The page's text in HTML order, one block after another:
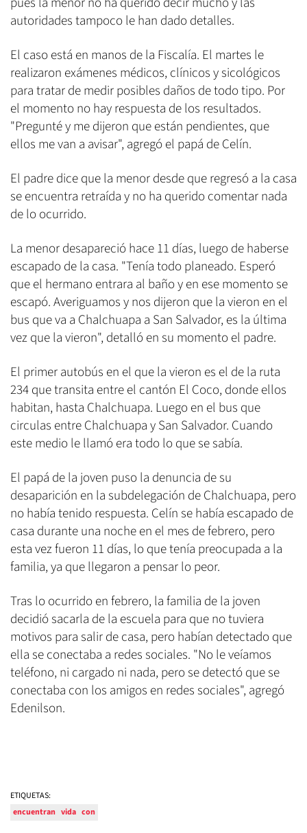
autoridades tampoco le han dado detalles.
El caso está en manos de la Fiscalía. El martes le
realizaron exámenes médicos, clínicos y sicológicos
para tratar de medir posibles daños de todo tipo. Por
el momento no hay respuesta de los resultados.
"Pregunté y me dijeron que están pendientes, que
ellos me van a avisar", agregó el papá de Celín.
El padre dice que la menor desde que regresó a la casa
se encuentra retraída y no ha querido comentar nada
de lo ocurrido.
La menor desapareció hace 11 días, luego de haberse
escapado de la casa. "Tenía todo planeado. Esperó
que el hermano entrara al baño y en ese momento se
escapó. Averiguamos y nos dijeron que la vieron en el
bus que va a Chalchuapa a San Salvador, es la última
vez que la vieron", detalló en su momento el padre.
El primer autobús en el que la vieron es el de la ruta
234 que transita entre el cantón El Coco, donde ellos
habitan, hasta Chalchuapa. Luego en el bus que
circulas entre Chalchuapa y San Salvador. Cuando
este medio le llamó era todo lo que se sabía.
El papá de la joven puso la denuncia de su
desaparición en la subdelegación de Chalchuapa, pero
no había tenido respuesta. Celín se había escapado de
casa durante una noche en el mes de febrero, pero
esta vez fueron 11 días, lo que tenía preocupada a la
familia, ya que llegaron a pensar lo peor.
Tras lo ocurrido en febrero, la familia de la joven
decidió sacarla de la escuela para que no tuviera
motivos para salir de casa, pero habían detectado que
ella se conectaba a redes sociales. "No le veíamos
teléfono, ni cargado ni nada, pero se detectó que se
conectaba con los amigos en redes sociales", agregó
Edenilson.
ETIQUETAS:
encuentran vida con